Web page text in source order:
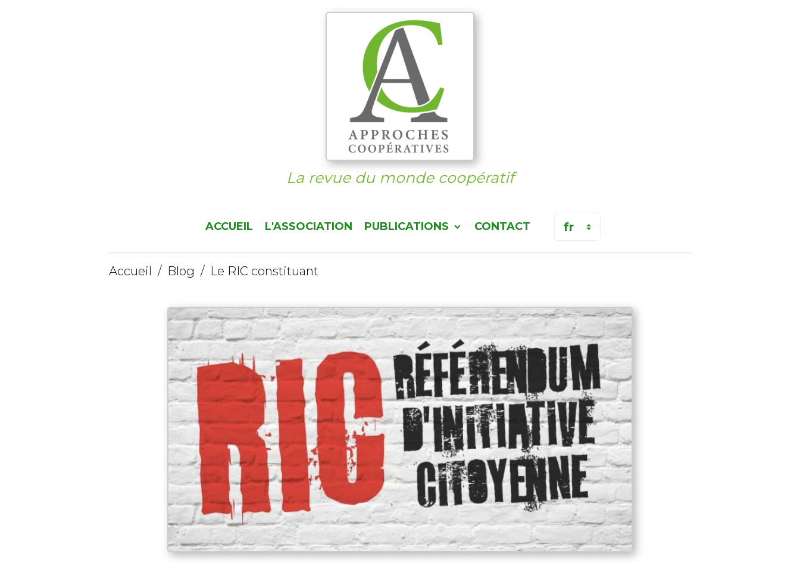
La revue du monde coopératif
ACCUEIL L'ASSOCIATION PUBLICATIONS CONTACT
Accueil Blog Le RIC constituant